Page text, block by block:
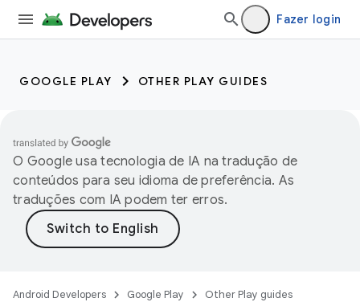
Fazer login
GOOGLE PLAY OTHER PLAY GUIDES
O Google usa tecnologia de IA na tradução de
conteúdos para seu idioma de preferência. As
traduções com IA podem ter erros.
Android Developers Google Play Other Play guides